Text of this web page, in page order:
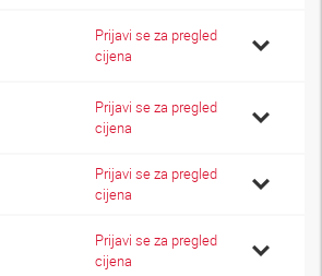
Prijavi se za pregled
cijena
Prijavi se za pregled
cijena
Prijavi se za pregled
cijena
Prijavi se za pregled
cijena